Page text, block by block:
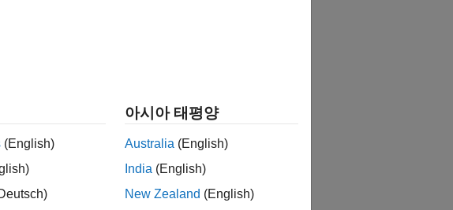
(English)
아시아 태평양
Australia (English)
India (English)
New Zealand (English)